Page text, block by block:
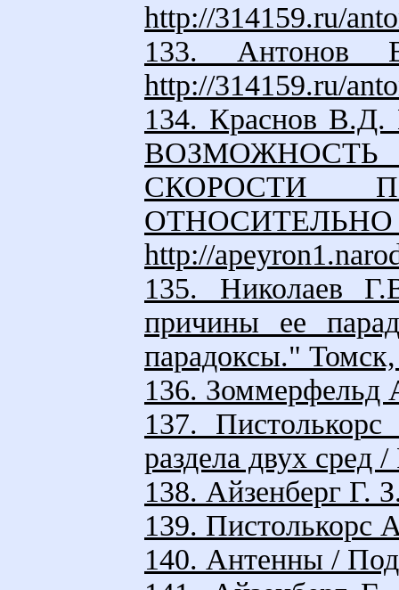
http://314159.ru/
133.
http://314159.ru/
134. Краснов
СКОРОСТИ
http://
135. Николаев
причины ее
парадоксы." Томск,
136. Зоммерфельд
137.
раздела двух сред
138. Айзенберг Г.
139.
140. Антенны /